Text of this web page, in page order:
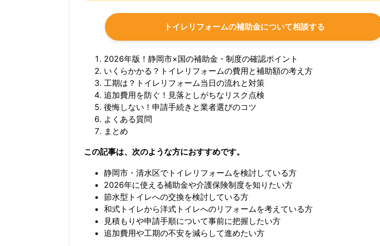
トイレリフォームの補助金について相談する
2026年版！静岡市×国の補助金・制度の確認ポイント
いくらかかる？トイレリフォームの費用と補助額の考え方
工期は？トイレリフォーム当日の流れと対策
追加費用を防ぐ！見落としがちなリスク点検
後悔しない！申請手続きと業者選びのコツ
よくある質問
まとめ
この記事は、次のような方におすすめです。
静岡市・清水区でトイレリフォームを検討している方
2026年に使える補助金や介護保険制度を知りたい方
節水型トイレへの交換を検討している方
和式トイレから洋式トイレへのリフォームを考えている方
見積もりや申請手順について事前に把握したい方
追加費用や工期の不安を減らして進めたい方